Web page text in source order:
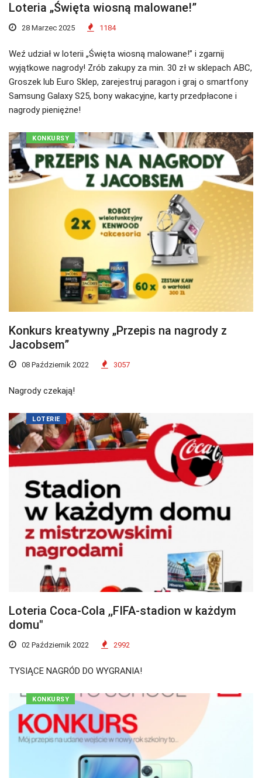
Loteria „Święta wiosną malowane!”
28 Marzec 2025 1184
Weź udział w loterii „Święta wiosną malowane!” i zgarnij
wyjątkowe nagrody! Zrób zakupy za min. 30 zł w sklepach ABC,
Groszek lub Euro Sklep, zarejestruj paragon i graj o smartfony
Samsung Galaxy S25, bony wakacyjne, karty przedpłacone i
nagrody pieniężne!
KONKURSY
Konkurs kreatywny „Przepis na nagrody z
Jacobsem”
08 Październik 2022 3057
Nagrody czekają!
LOTERIE
Loteria Coca-Cola ,,FIFA-stadion w każdym
domu"
02 Październik 2022 2992
TYSIĄCE NAGRÓD DO WYGRANIA!
KONKURSY